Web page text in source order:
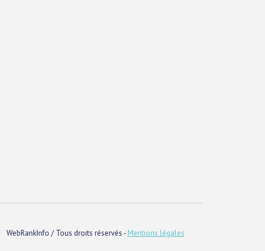
WebRankInfo / Tous droits réservés - Mentions légales